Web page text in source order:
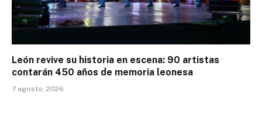
León revive su historia en escena: 90 artistas
contarán 450 años de memoria leonesa
7 agosto, 2026